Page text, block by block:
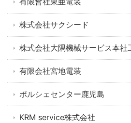
株式会社サクシード
株式会社大隅機械サービス本社
有限会社宮地電装
ポルシェセンター鹿児島
KRM service株式会社